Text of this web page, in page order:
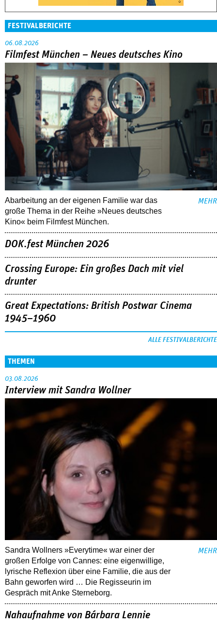
FESTIVALBERICHTE
06.08.2026
Filmfest München – Neues deutsches Kino
Abarbeitung an der eigenen Familie war das
große Thema in der Reihe »Neues deutsches
Kino« beim Filmfest München.
MEHR
DOK.fest München 2026
Crossing Europe: Ein großes Dach mit viel
drunter
Great Expectations: British Postwar Cinema
1945–1960
ALLE FESTIVALBERICHTE
THEMEN
03.08.2026
Interview mit Sandra Wollner
Sandra Wollners »Everytime« war einer der
großen Erfolge von Cannes: eine eigenwillige,
lyrische Reflexion über eine ­Familie, die aus der
Bahn geworfen wird … Die Regisseurin im
Gespräch mit Anke Sterneborg.
MEHR
Nahaufnahme von Bárbara Lennie